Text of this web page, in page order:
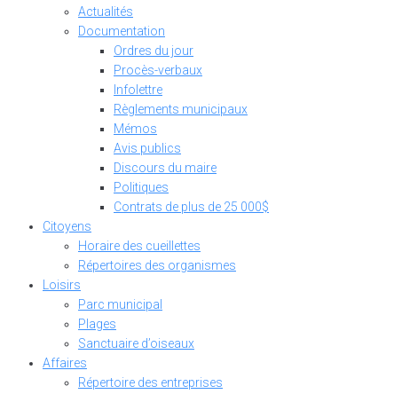
Actualités
Documentation
Ordres du jour
Procès-verbaux
Infolettre
Règlements municipaux
Mémos
Avis publics
Discours du maire
Politiques
Contrats de plus de 25 000$
Citoyens
Horaire des cueillettes
Répertoires des organismes
Loisirs
Parc municipal
Plages
Sanctuaire d’oiseaux
Affaires
Répertoire des entreprises